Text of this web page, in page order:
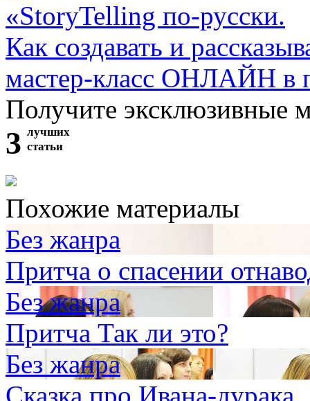
«StoryTelling по-русски.
Как создавать и
мастер-класс ОНЛАЙН в
Получите эксклюзивные
3 лучших
статьи
Похожие материалы
Без жанра
Притча о спасении
Без жанра
Притча Так ли это?
Без жанра